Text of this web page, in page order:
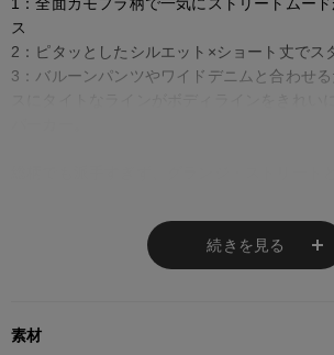
ス
2：ピタッとしたシルエット×ショート丈で
3：バルーンパンツやワイドデニムと合わせ
前を開けてインナー見せ、閉めてトップス風
続きを見る
素材